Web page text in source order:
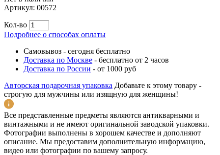
Артикул: 00572
Кол-во
Подробнее о способах оплаты
Самовывоз - сегодня бесплатно
Доставка по Москве - бесплатно от 2 часов
Доставка по России - от 1000 руб
Авторская подарочная упаковка Добавьте к этому товару -
строгую для мужчины или изящную для женщины!
Все представленные предметы являются антикварными и
винтажными и не имеют оригинальной заводской упаковки.
Фотографии выполнены в хорошем качестве и дополняют
описание. Мы предоставим дополнительную информацию,
видео или фотографии по вашему запросу.